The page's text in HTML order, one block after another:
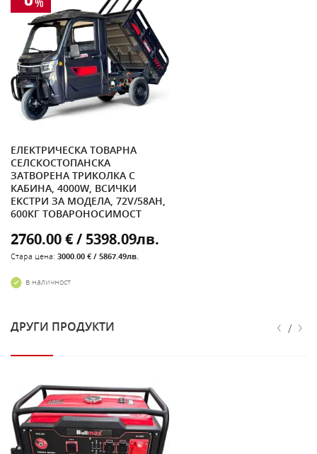
ЕЛЕКТРИЧЕСКА ТОВАРНА
СЕЛСКОСТОПАНСКА
ЗАТВОРЕНА ТРИКОЛКА С
КАБИНА, 4000W, ВСИЧКИ
ЕКСТРИ ЗА МОДЕЛА, 72V/58AH,
600КГ ТОВАРОНОСИМОСТ
2760.00 € / 5398.09лв.
Стара цена: 3000.00 € / 5867.49лв.
в наличност
ДРУГИ ПРОДУКТИ ‹ / ›